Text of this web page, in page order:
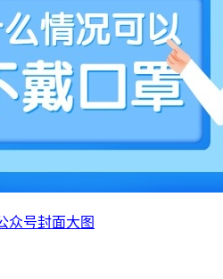
众号封面大图